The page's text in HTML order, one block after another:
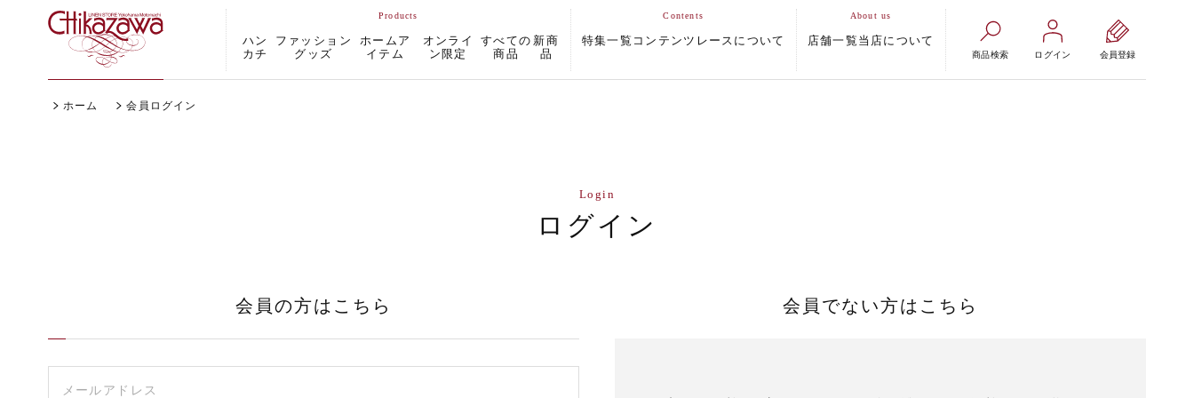
ハン
カチ
ファッション
グッズ
ホームア
イテム
オンライ
ン限定
すべての
商品
新商
品
特集一覧 コンテンツ レースについて 店舗一覧 当店について
商品検索 ログイン 会員登録
ホーム 会員ログイン
Login
ログイン
会員の方はこちら 会員でない方はこちら